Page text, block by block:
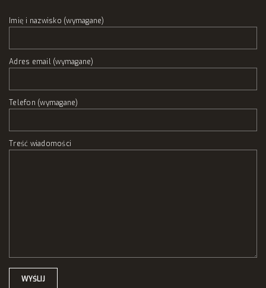
Imię i nazwisko (wymagane)
Adres email (wymagane)
Telefon (wymagane)
Treść wiadomości